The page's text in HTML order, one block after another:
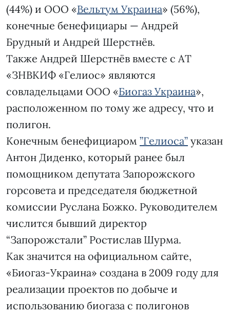
(44%) и ООО «Вельтум Украина» (56%),
конечные бенефициары — Андрей
Брудный и Андрей Шерстнёв.
Также Андрей Шерстнёв вместе с АТ
«ЗНВКИФ «Гелиос» являются
совладельцами ООО «Биогаз Украина»,
расположенном по тому же адресу, что и
полигон.
Конечным бенефициаром ”Гелиоса” указан
Антон Диденко, который ранее был
помощником депутата Запорожского
горсовета и председателя бюджетной
комиссии Руслана Божко. Руководителем
числится бывший директор
“Запорожстали” Ростислав Шурма.
Как значится на официальном сайте,
«Биогаз-Украина» создана в 2009 году для
реализации проектов по добыче и
использованию биогаза с полигонов